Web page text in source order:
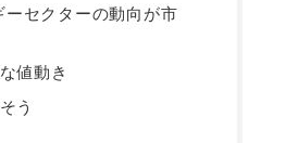
セクターの動向が市
値動き
う